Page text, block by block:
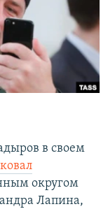
в своем
округом
Лапина,